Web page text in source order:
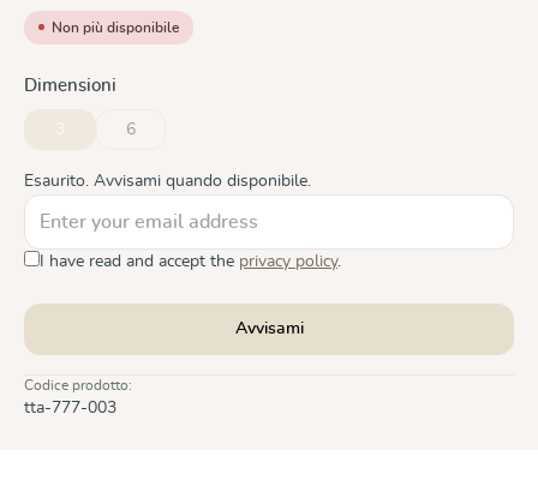
Non più disponibile
Seleziona
Dimensioni
3 6
Esaurito. Avvisami quando disponibile.
I have read and accept the privacy policy.
Avvisami
Codice prodotto:
tta-777-003